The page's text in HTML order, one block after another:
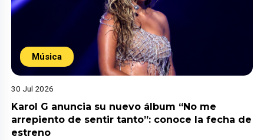
Música
30 Jul 2026
Karol G anuncia su nuevo álbum “No me
arrepiento de sentir tanto”: conoce la fecha de
estreno